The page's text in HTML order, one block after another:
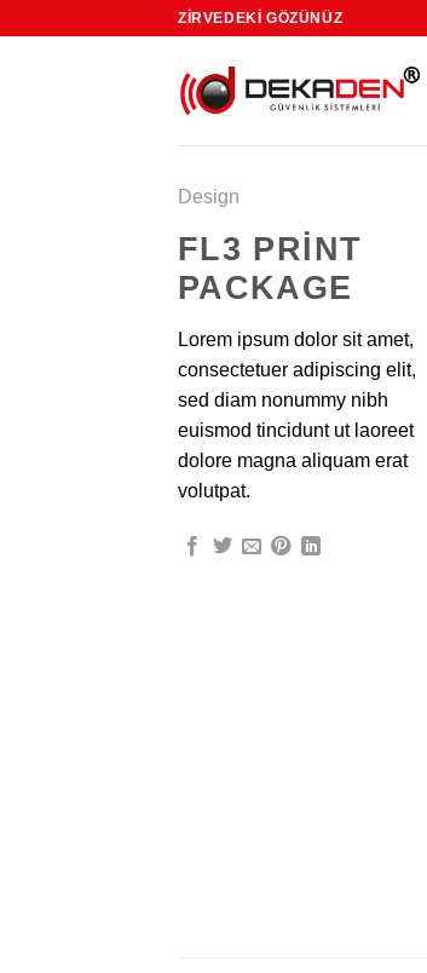
ZIRVEDEKI GÖZÜNÜZ
Design
FL3 PRINT
PACKAGE
Lorem ipsum dolor sit amet,
consectetuer adipiscing elit,
sed diam nonummy nibh
euismod tincidunt ut laoreet
dolore magna aliquam erat
volutpat.